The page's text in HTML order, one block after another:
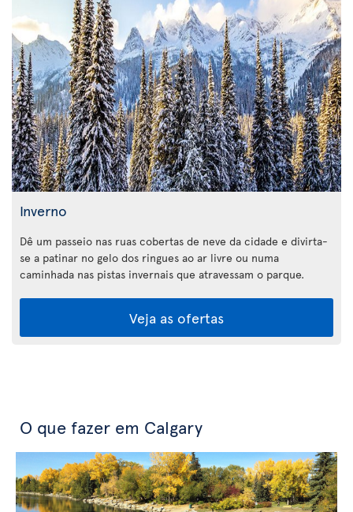
Inverno
Dê um passeio nas ruas cobertas de neve da cidade e divirta-
se a patinar no gelo dos ringues ao ar livre ou numa
caminhada nas pistas invernais que atravessam o parque.
Veja as ofertas
O que fazer em Calgary